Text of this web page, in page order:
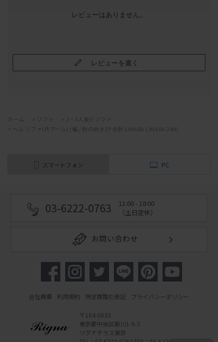
レビューはありません。
レビューを書く
ホーム ソファ
2・3人掛けソファ
ヘム ソファ(片アーム) (幅 / 肘の向き1P 左肘 LINARA LINARA 249)
スマートフォン PC
03-6222-0763
11:00 - 18:00
（土日定休）
お問い合わせ
会社概要 利用規約 特定商取引表記 プライバシーポリシー
〒104-0033
東京都中央区新川1-9-3
リグナテラス東京